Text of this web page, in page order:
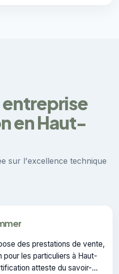
entreprise
en Haut-
sur l'excellence technique
des prestations de vente,
pour les particuliers à Haut-
atteste du savoir-